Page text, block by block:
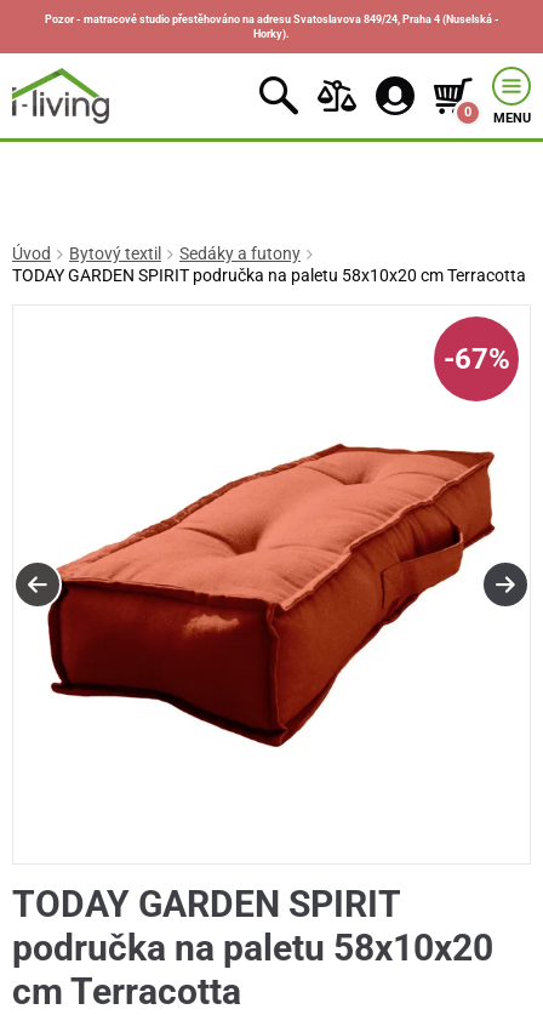
Pozor - matracové studio přestěhováno na adresu Svatoslavova 849/24, Praha 4 (Nuselská -
Horky).
0 MENU
Úvod Bytový textil
Sedáky a futony
TODAY GARDEN SPIRIT područka na paletu 58x10x20 cm Terracotta
-67%
TODAY GARDEN SPIRIT
područka na paletu 58x10x20
cm Terracotta